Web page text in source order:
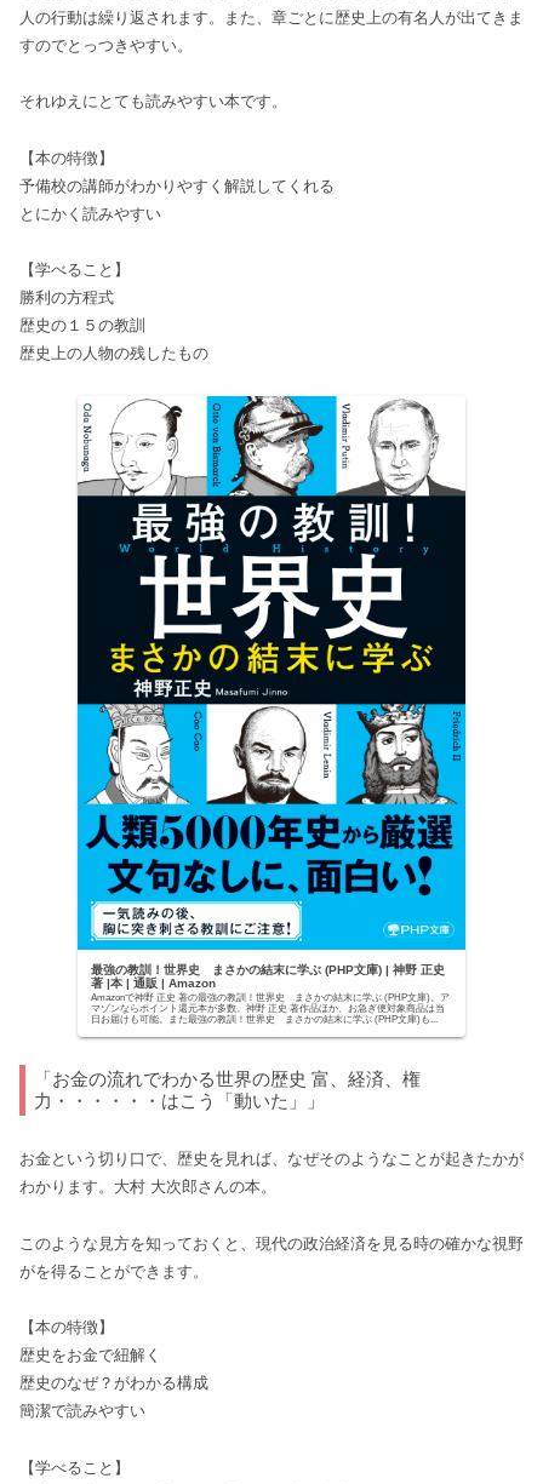
人の行動は繰り返されます。また、章ごとに歴史上の有名人が出てきま
すのでとっつきやすい。
それゆえにとても読みやすい本です。
【本の特徴】
予備校の講師がわかりやすく解説してくれる
とにかく読みやすい
【学べること】
勝利の方程式
歴史の１５の教訓
歴史上の人物の残したもの
最強の教訓！世界史 まさかの結末に学ぶ (PHP文庫) | 神野 正史
著 |本 | 通販 | Amazon
Amazonで神野 正史 著の最強の教訓！世界史 まさかの結末に学ぶ (PHP文庫)。ア
マゾンならポイント還元本が多数。神野 正史 著作品ほか、お急ぎ便対象商品は当
日お届けも可能。また最強の教訓！世界史 まさかの結末に学ぶ (PHP文庫)も...
「お金の流れでわかる世界の歴史 富、経済、権
力・・・・・・はこう「動いた」」
お金という切り口で、歴史を見れば、なぜそのようなことが起きたかが
わかります。大村 大次郎さんの本。
このような見方を知っておくと、現代の政治経済を見る時の確かな視野
がを得ることができます。
【本の特徴】
歴史をお金で紐解く
歴史のなぜ？がわかる構成
簡潔で読みやすい
【学べること】